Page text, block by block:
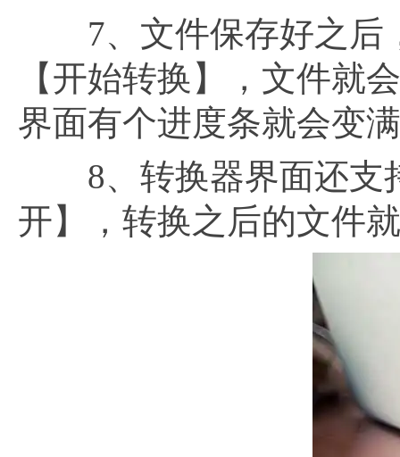
7、文件保存好之后
【开始转换】，文件就
界面有个进度条就会变
8、转换器界面还支
开】，转换之后的文件